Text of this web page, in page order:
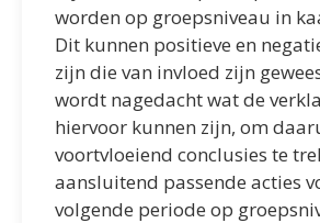
worden op groepsniveau in
Dit kunnen positieve en
zijn die van invloed zijn
wordt nagedacht wat de
hiervoor kunnen zijn, om
voortvloeiend conclusies te
aansluitend passende acties
volgende periode op